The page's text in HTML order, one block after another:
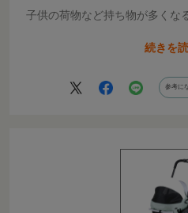
子供の荷物など持ち物が多くな
が良いんだろうなと感じていま
続きを
参考に